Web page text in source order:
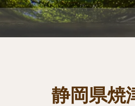
静岡県焼